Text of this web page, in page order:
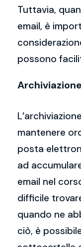
Tuttavia,
email, è
possono
Archiviazione
mantenere
posta
ad
email nel
difficile
quando ne
ciò, è